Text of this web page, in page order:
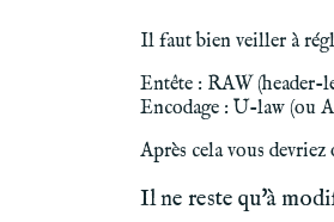
Il faut bien veiller à
Entête : RAW (header-
Encodage : U-law (ou
Après cela vous
Il ne reste qu'à